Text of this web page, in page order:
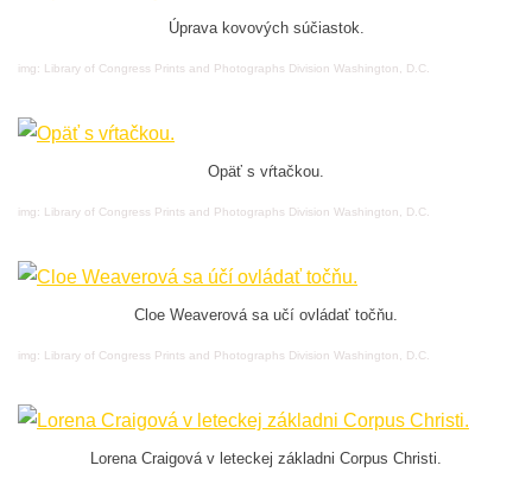
Úprava kovových súčiastok.
img: Library of Congress Prints and Photographs Division Washington, D.C.
Opäť s vŕtačkou.
img: Library of Congress Prints and Photographs Division Washington, D.C.
Cloe Weaverová sa učí ovládať točňu.
img: Library of Congress Prints and Photographs Division Washington, D.C.
Lorena Craigová v leteckej základni Corpus Christi.